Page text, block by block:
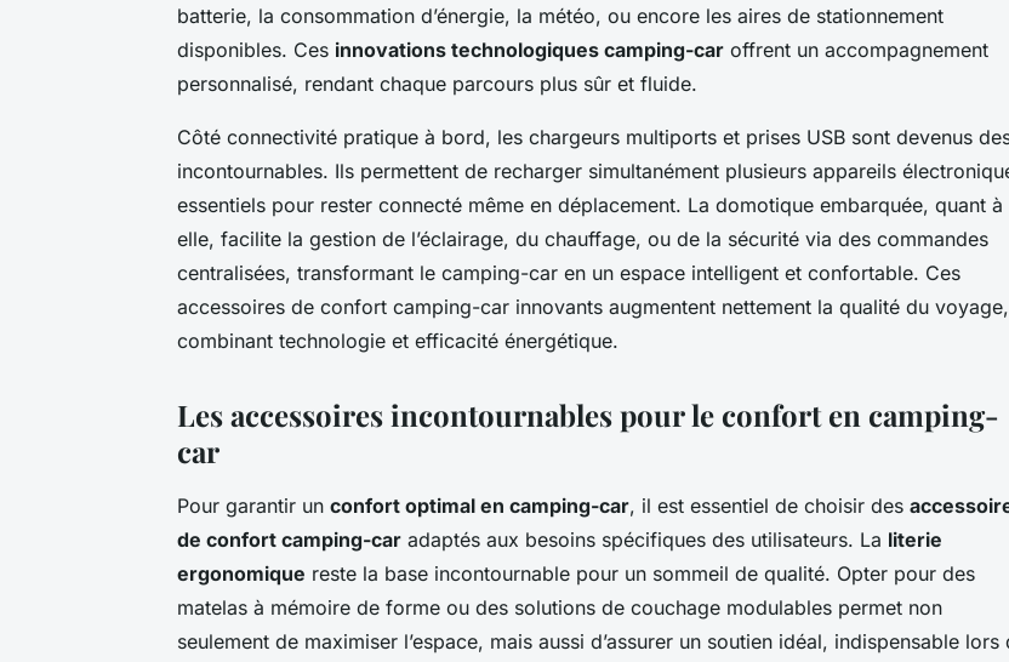
batterie, la consommation d’énergie, la météo, ou encore les aires de stationnement
disponibles. Ces innovations technologiques camping-car offrent un accompagnement
personnalisé, rendant chaque parcours plus sûr et fluide.
Côté connectivité pratique à bord, les chargeurs multiports et prises USB sont devenus
incontournables. Ils permettent de recharger simultanément plusieurs appareils
essentiels pour rester connecté même en déplacement. La domotique embarquée, quant à
elle, facilite la gestion de l’éclairage, du chauffage, ou de la sécurité via des commandes
centralisées, transformant le camping-car en un espace intelligent et confortable. Ces
accessoires de confort camping-car innovants augmentent nettement la qualité du voyage,
combinant technologie et efficacité énergétique.
Les accessoires incontournables pour le confort en camping-
car
Pour garantir un confort optimal en camping-car, il est essentiel de choisir des
de confort camping-car adaptés aux besoins spécifiques des utilisateurs. La literie
ergonomique reste la base incontournable pour un sommeil de qualité. Opter pour des
matelas à mémoire de forme ou des solutions de couchage modulables permet non
seulement de maximiser l’espace, mais aussi d’assurer un soutien idéal, indispensable lors